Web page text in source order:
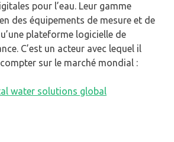
pour l’eau. Leur gamme
des équipements de mesure et de
plateforme logicielle de
C’est un acteur avec lequel il
sur le marché mondial :
water solutions global